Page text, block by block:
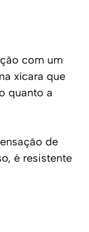
com um
xícara que
quanto a
de
é resistente